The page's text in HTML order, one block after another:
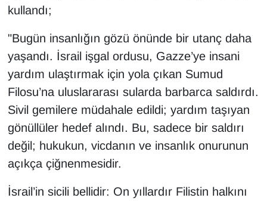
kullandı;
"Bugün insanlığın gözü önünde bir utanç daha
yaşandı. İsrail işgal ordusu, Gazze’ye insani
yardım ulaştırmak için yola çıkan Sumud
Filosu’na uluslararası sularda barbarca saldırdı.
Sivil gemilere müdahale edildi; yardım taşıyan
gönüllüler hedef alındı. Bu, sadece bir saldırı
değil; hukukun, vicdanın ve insanlık onurunun
açıkça çiğnenmesidir.
İsrail’in sicili bellidir: On yıllardır Filistin halkını